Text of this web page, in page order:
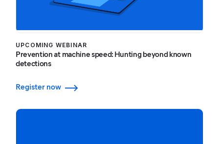
UPCOMING WEBINAR
Prevention at machine speed: Hunting beyond known
detections
Register now